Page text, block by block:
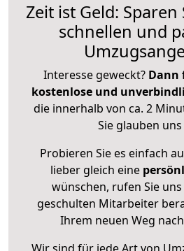
Zeit ist Geld:
schnellen und
Interesse geweckt? Dann
kostenlose und
die innerhalb von ca. 2
Sie glauben
Probieren Sie es einfach
lieber gleich eine
wünschen, rufen Sie
geschulten Mitarbeiter
Ihrem neuen Weg